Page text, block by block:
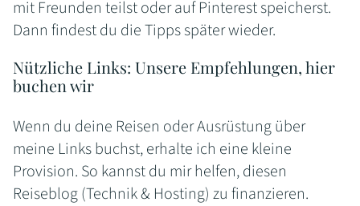
mit Freunden teilst oder auf Pinterest speicherst.
Dann findest du die Tipps später wieder.
Nützliche Links: Unsere Empfehlungen, hier
buchen wir
Wenn du deine Reisen oder Ausrüstung über
meine Links buchst, erhalte ich eine kleine
Provision. So kannst du mir helfen, diesen
Reiseblog (Technik & Hosting) zu finanzieren.